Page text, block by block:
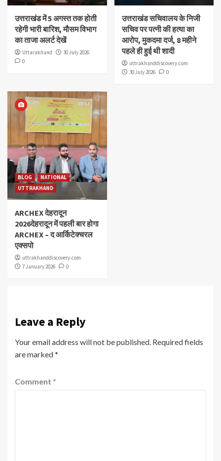
उत्तराखंड में 5 अगस्त तक होती
रहेगी भारी बारिश, मौसम विभाग
का ताजा अलर्ट देखें
Uttarakhand
30 July 2026
0
उत्तराखंड सचिवालय के निजी
सचिव पर पत्नी की हत्या का
आरोप, मुकदमा दर्ज, 8 महीने
पहले ही हुई थी शादी
uttrakhanddiscovery.com
30 July 2026
0
BLOG
NATIONAL
UTTRAKHAND
ARCHEX देहरादून
2026देहरादून में पहली बार होगा
ARCHEX – द आर्किटेक्चरल
एक्सपो
uttrakhanddiscovery.com
7 January 2026
0
Leave a Reply
Your email address will not be published. Required fields
are marked*
Comment *